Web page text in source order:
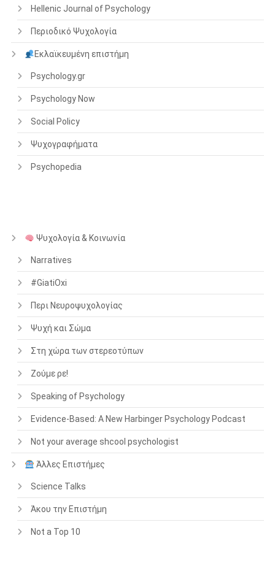
Hellenic Journal of Psychology
Περιοδικό Ψυχολογία
Εκλαϊκευμένη επιστήμη
Psychology.gr
Psychology Now
Social Policy
Ψυχογραφήματα
Psychopedia
Ψυχολογία & Κοινωνία
Narratives
#GiatiOxi
Περι Νευροψυχολογίας
Ψυχή και Σώμα
Στη χώρα των στερεοτύπων
Ζούμε ρε!
Speaking of Psychology
Evidence-Based: A New Harbinger Psychology Podcast
Not your average shcool psychologist
Άλλες Επιστήμες
Science Talks
Άκου την Επιστήμη
Not a Top 10